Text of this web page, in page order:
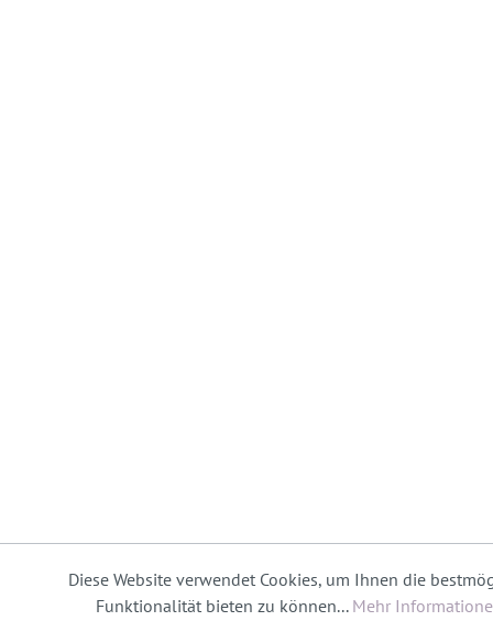
Diese Website verwendet Cookies, um Ihnen die
Funktionalität bieten zu können... Mehr